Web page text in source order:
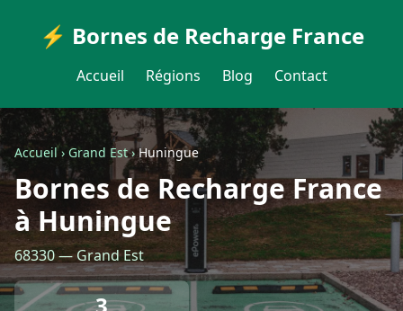
⚡ Bornes de Recharge France
Accueil Régions Blog Contact
Accueil›Grand Est›Huningue
Bornes de Recharge France
à Huningue
68330 — Grand Est